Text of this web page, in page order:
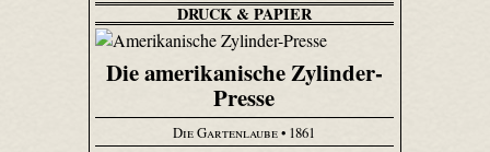
DRUCK & PAPIER
Die amerikanische Zylinder-
Presse
Die Gartenlaube• 1861